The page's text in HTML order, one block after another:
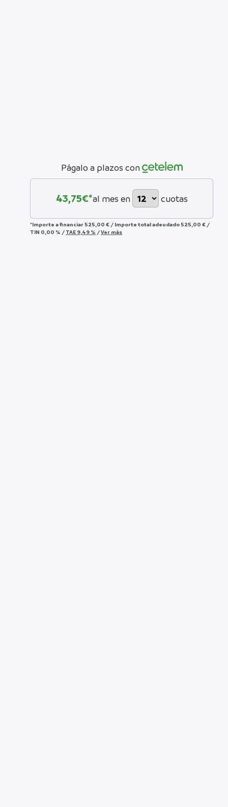
Págalo a plazos con
43,75€*al mes en cuotas
*Importe a financiar 525,00 € / Importe total adeudado 525,00 € /
TIN 0,00 % / TAE 9,49 % /Ver más